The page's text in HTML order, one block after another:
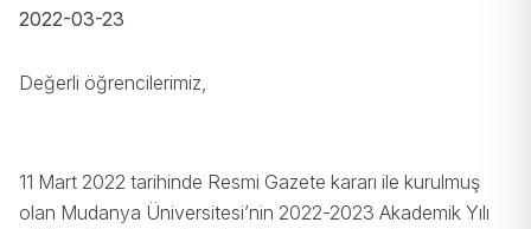
2022-03-23
Değerli öğrencilerimiz,
11 Mart 2022 tarihinde Resmi Gazete kararı ile kurulmuş
olan Mudanya Üniversitesi’nin 2022-2023 Akademik Yılı